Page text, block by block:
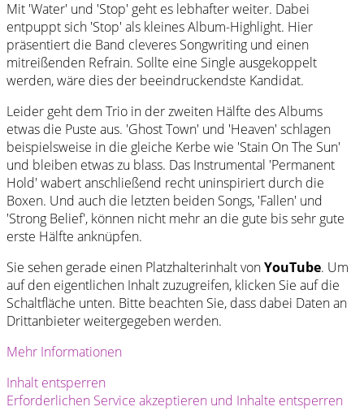
Mit 'Water' und 'Stop' geht es lebhafter weiter. Dabei
entpuppt sich 'Stop' als kleines Album-Highlight. Hier
präsentiert die Band cleveres Songwriting und einen
mitreißenden Refrain. Sollte eine Single ausgekoppelt
werden, wäre dies der beeindruckendste Kandidat.
Leider geht dem Trio in der zweiten Hälfte des Albums
etwas die Puste aus. 'Ghost Town' und 'Heaven' schlagen
beispielsweise in die gleiche Kerbe wie 'Stain On The Sun'
und bleiben etwas zu blass. Das Instrumental 'Permanent
Hold' wabert anschließend recht uninspiriert durch die
Boxen. Und auch die letzten beiden Songs, 'Fallen' und
'Strong Belief', können nicht mehr an die gute bis sehr gute
erste Hälfte anknüpfen.
Sie sehen gerade einen Platzhalterinhalt vonYouTube. Um
auf den eigentlichen Inhalt zuzugreifen, klicken Sie auf die
Schaltfläche unten. Bitte beachten Sie, dass dabei Daten an
Drittanbieter weitergegeben werden.
Mehr Informationen
Inhalt entsperren
Erforderlichen Service akzeptieren und Inhalte entsperren